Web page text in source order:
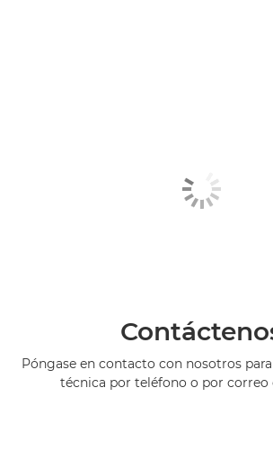
Póngase en contacto con nosotros
técnica por teléfono o por correo